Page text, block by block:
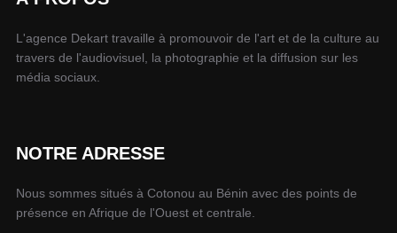
L'agence Dekart travaille à promouvoir de l'art et de la culture au
travers de l'audiovisuel, la photographie et la diffusion sur les
média sociaux.
NOTRE ADRESSE
Nous sommes situés à Cotonou au Bénin avec des points de
présence en Afrique de l'Ouest et centrale.